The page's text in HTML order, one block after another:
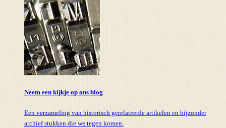
Neem een kijkje op ons blog
Een verzameling van historisch gerelateerde artikelen en bijzonder
archief stukken die we tegen komen.